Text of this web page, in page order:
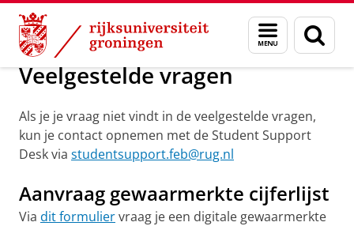
Skip
Content
Skip
Navigation
Menu
en
zoeken
Over ons Veelgestelde vragen
Veelgestelde vragen
Als je je vraag niet vindt in de veelgestelde vragen,
kun je contact opnemen met de Student Support
Desk via studentsupport.feb@rug.nl
Aanvraag gewaarmerkte cijferlijst
Via dit formuliervraag je een digitale gewaarmerkte